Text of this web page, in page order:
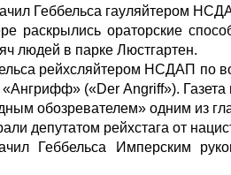
Геббельса гауляйтером
раскрылись ораторские
людей в парке Люстгартен.
рейхсляйтером НСДАП по
«Ангрифф» («Der Angriff»).
обозревателем» одним из
депутатом рейхстага от
Геббельса Имперским